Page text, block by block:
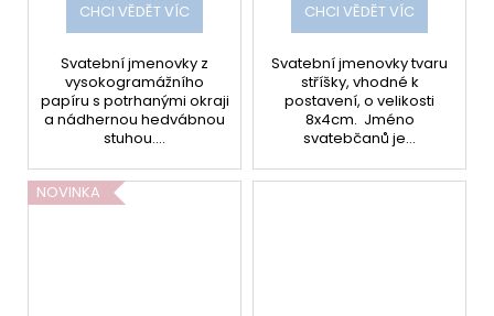
CHCI VĚDĚT VÍC
Svatební jmenovky z
vysokogramážního
papíru s potrhanými okraji
a nádhernou hedvábnou
stuhou....
CHCI VĚDĚT VÍC
Svatební jmenovky tvaru
stříšky, vhodné k
postavení, o velikosti
8x4cm. Jméno
svatebčanů je...
NOVINKA